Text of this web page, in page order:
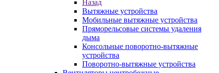
Назад
Вытяжные устройства
Мобильные вытяжные устройства
Пряморельсовые системы удаления
дыма
Консольные поворотно-вытяжные
устройства
Поворотно-вытяжные устройства